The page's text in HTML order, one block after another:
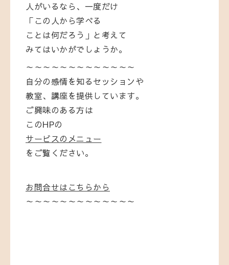
人がいるなら、一度だけ
「この人から学べる
ことは何だろう」と考えて
みてはいかがでしょうか。
～～～～～～～～～～～～～
自分の感情を知るセッションや
教室、講座を提供しています。
ご興味のある方は
このHPの
サービスのメニュー
をご覧ください。
お問合せはこちらから
～～～～～～～～～～～～～